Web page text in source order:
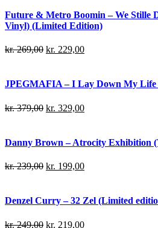
Future & Metro Boomin – We Stille
Vinyl) (Limited Edition)
kr.269,00 kr. 229,00
JPEGMAFIA – I Lay Down My Life
kr.379,00 kr. 329,00
Danny Brown – Atrocity Exhibition
kr.239,00 kr. 199,00
Denzel Curry – 32 Zel (Limited
kr.249,00 kr. 219,00